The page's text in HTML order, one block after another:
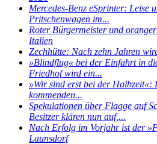
Mercedes-Benz eSprinter: Leise
Pritschenwagen im...
Roter Bürgermeister und
Italien
Zechhütte: Nach zehn Jahren
»Blindflug« bei der Einfahrt in
Friedhof wird ein...
»Wir sind erst bei der
kommenden...
Spekulationen über Flagge auf
Besitzer klären nun auf,...
Nach Erfolg im Vorjahr ist der
Launsdorf